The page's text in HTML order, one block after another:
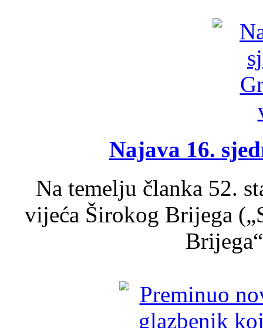
Najava 16.
Na temelju članka 52.
vijeća Širokog Brijega